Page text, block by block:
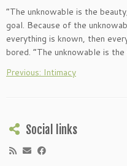
“The unknowable is the
goal. Because of the
everything is known, then
bored. “The unknowable is
Previous: Intimacy
Social links